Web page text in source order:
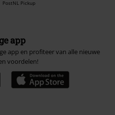
PostNL Pickup
app
app en profiteer van alle nieuwe
voordelen!